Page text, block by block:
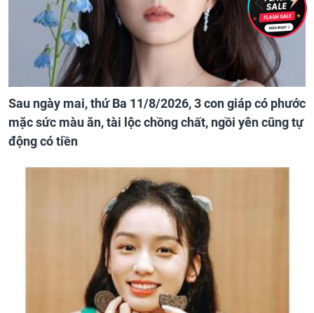
Sau ngày mai, thứ Ba 11/8/2026, 3 con giáp có phước
mặc sức màu ăn, tài lộc chồng chất, ngồi yên cũng tự
động có tiền